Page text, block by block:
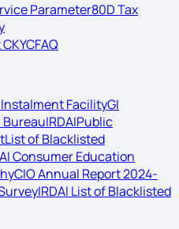
Parameter80D Tax
FAQ
FacilityGI
IRDAIPublic
List of Blacklisted
Consumer Education
CIO Annual Report 2024-
IRDAI List of Blacklisted